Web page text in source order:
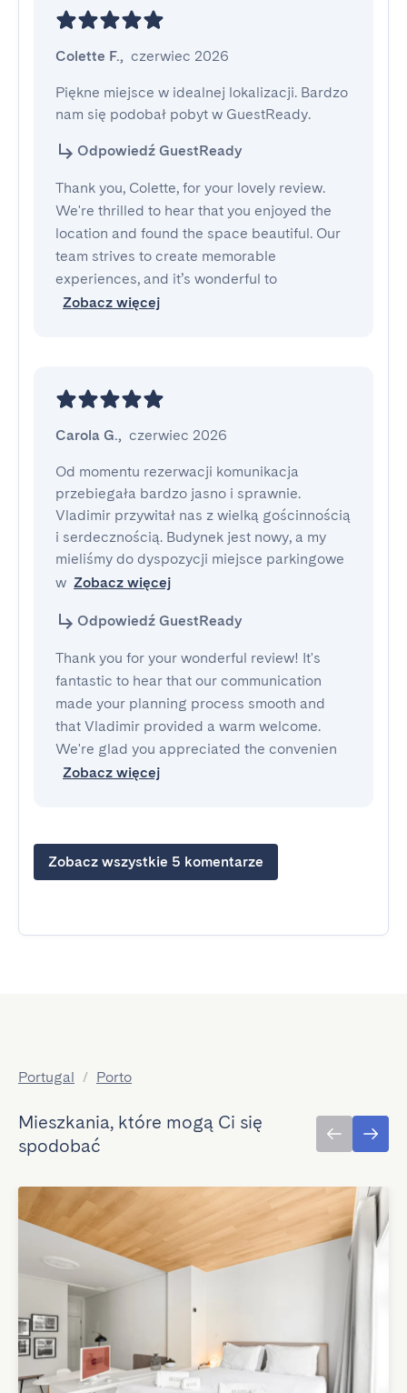
Colette F., czerwiec 2026
Piękne miejsce w idealnej lokalizacji. Bardzo
nam się podobał pobyt w GuestReady.
Odpowiedź GuestReady
Thank you, Colette, for your lovely review.
We're thrilled to hear that you enjoyed the
location and found the space beautiful. Our
team strives to create memorable
experiences, and it’s wonderful to
Zobacz więcej
Carola G., czerwiec 2026
Od momentu rezerwacji komunikacja
przebiegała bardzo jasno i sprawnie.
Vladimir przywitał nas z wielką gościnnością
i serdecznością. Budynek jest nowy, a my
mieliśmy do dyspozycji miejsce parkingowe
w Zobacz więcej
Odpowiedź GuestReady
Thank you for your wonderful review! It's
fantastic to hear that our communication
made your planning process smooth and
that Vladimir provided a warm welcome.
We're glad you appreciated the convenien
Zobacz więcej
Zobacz wszystkie 5 komentarze
Portugal / Porto
Mieszkania, które mogą Ci się
spodobać